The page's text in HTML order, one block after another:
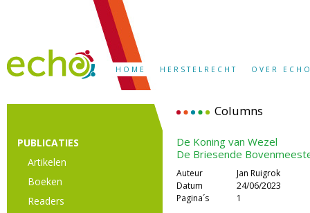
HOME HERSTELRECHT OVER
PUBLICATIES
Artikelen
Boeken
Readers
Columns
De Koning van Wezel
De Briesende
Auteur
Jan Ruigrok
Datum
24/06/2023
Pagina´s
1